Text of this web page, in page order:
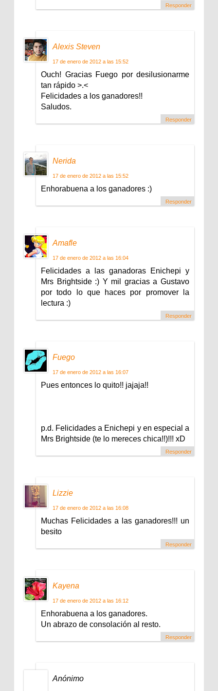
Responder
Alexis Steven
17 de enero de 2012 a las 15:52
Ouch! Gracias Fuego por desilusionarme
tan rápido >.<
Felicidades a los ganadores!!
Saludos.
Responder
Nerida
17 de enero de 2012 a las 15:52
Enhorabuena a los ganadores :)
Responder
Amafle
17 de enero de 2012 a las 16:04
Felicidades a las ganadoras Enichepi y
Mrs Brightside :) Y mil gracias a Gustavo
por todo lo que haces por promover la
lectura :)
Responder
Fuego
17 de enero de 2012 a las 16:07
Pues entonces lo quito!! jajaja!!
p.d. Felicidades a Enichepi y en especial a
Mrs Brightside (te lo mereces chica!!)!!! xD
Responder
Lizzie
17 de enero de 2012 a las 16:08
Muchas Felicidades a las ganadores!!! un
besito
Responder
Kayena
17 de enero de 2012 a las 16:12
Enhorabuena a los ganadores.
Un abrazo de consolación al resto.
Responder
Anónimo